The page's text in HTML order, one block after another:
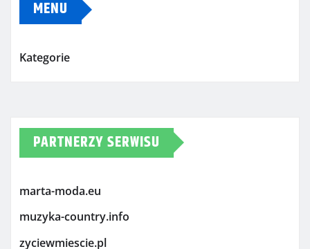
MENU
Kategorie
PARTNERZY SERWISU
marta-moda.eu
muzyka-country.info
zyciewmiescie.pl